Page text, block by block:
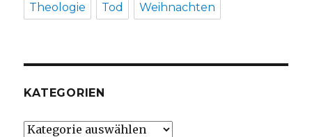
Theologie Tod Weihnachten
KATEGORIEN
Kategorien